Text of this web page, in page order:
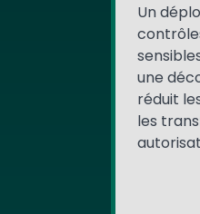
Un
une
réduit
les